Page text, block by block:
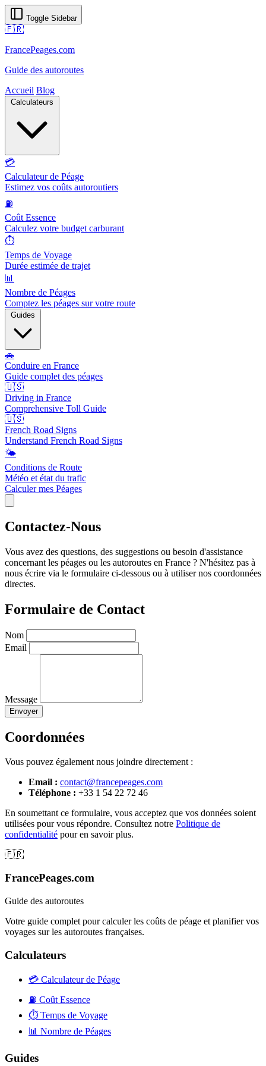
Toggle Sidebar
🇫🇷
FrancePeages.com
Guide des autoroutes
Accueil Blog
Calculateurs
💳
Calculateur de Péage
Estimez vos coûts autoroutiers
⛽
Coût Essence
Calculez votre budget carburant
⏱️
Temps de Voyage
Durée estimée de trajet
📊
Nombre de Péages
Comptez les péages sur votre route
Guides
🚗
Conduire en France
Guide complet des péages
🇺🇸
Driving in France
Comprehensive Toll Guide
🇺🇸
French Road Signs
Understand French Road Signs
🌤️
Conditions de Route
Météo et état du trafic
Calculer mes Péages
Contactez-Nous
Vous avez des questions, des suggestions ou besoin d'assistance
concernant les péages ou les autoroutes en France ? N'hésitez pas à
nous écrire via le formulaire ci-dessous ou à utiliser nos coordonnées
directes.
Formulaire de Contact
Nom
Email
Message
Envoyer
Coordonnées
Vous pouvez également nous joindre directement :
Email : contact@francepeages.com
Téléphone : +33 1 54 22 72 46
En soumettant ce formulaire, vous acceptez que vos données soient
utilisées pour vous répondre. Consultez notre Politique de
confidentialité pour en savoir plus.
🇫🇷
FrancePeages.com
Guide des autoroutes
Votre guide complet pour calculer les coûts de péage et planifier vos
voyages sur les autoroutes françaises.
Calculateurs
💳 Calculateur de Péage
⛽ Coût Essence
⏱️ Temps de Voyage
📊 Nombre de Péages
Guides